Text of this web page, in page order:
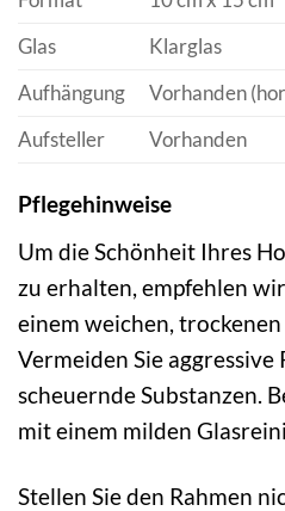
Glas
Klarglas
Aufhängung
Vorhanden
Aufsteller
Vorhanden
Pflegehinweise
Um die Schönheit Ihres
zu erhalten, empfehlen
einem weichen,
Vermeiden Sie
scheuernde Substanzen.
mit einem milden
Stellen Sie den Rahmen